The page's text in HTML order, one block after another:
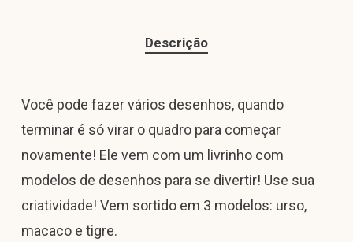
Descrição
Você pode fazer vários desenhos, quando
terminar é só virar o quadro para começar
novamente! Ele vem com um livrinho com
modelos de desenhos para se divertir! Use sua
criatividade! Vem sortido em 3 modelos: urso,
macaco e tigre.